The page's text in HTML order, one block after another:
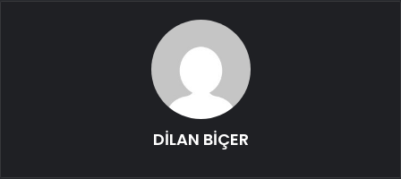
DİLAN BİÇER